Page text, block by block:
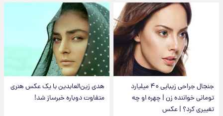
جنجال جراحی زیبایی ۴۰ میلیارد
تومانی خواننده زن | چهره او چه
تغییری کرد؟ | عکس
هدی زین‌العابدین با یک عکس هنری
متفاوت دوباره خبرساز شد!